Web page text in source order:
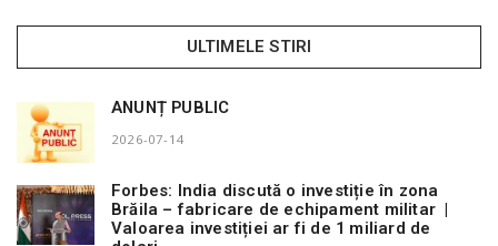
ULTIMELE STIRI
ANUNȚ PUBLIC
2026-07-14
Forbes: India discută o investiție în zona
Brăila – fabricare de echipament militar |
Valoarea investiției ar fi de 1 miliard de